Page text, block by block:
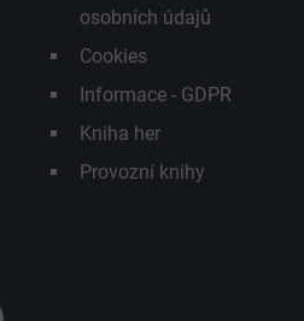
osobních údajů
Cookies
Informace - GDPR
Kniha her
Provozní knihy